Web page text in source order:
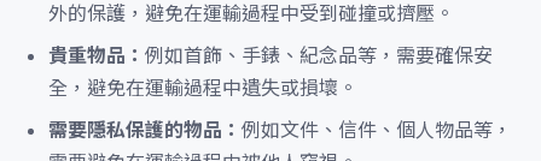
外的保護，避免在運輸過程中受到碰撞或擠壓。
貴重物品： 例如首飾、手錶、紀念品等，需要確保安
全，避免在運輸過程中遺失或損壞。
需要隱私保護的物品： 例如文件、信件、個人物品等，